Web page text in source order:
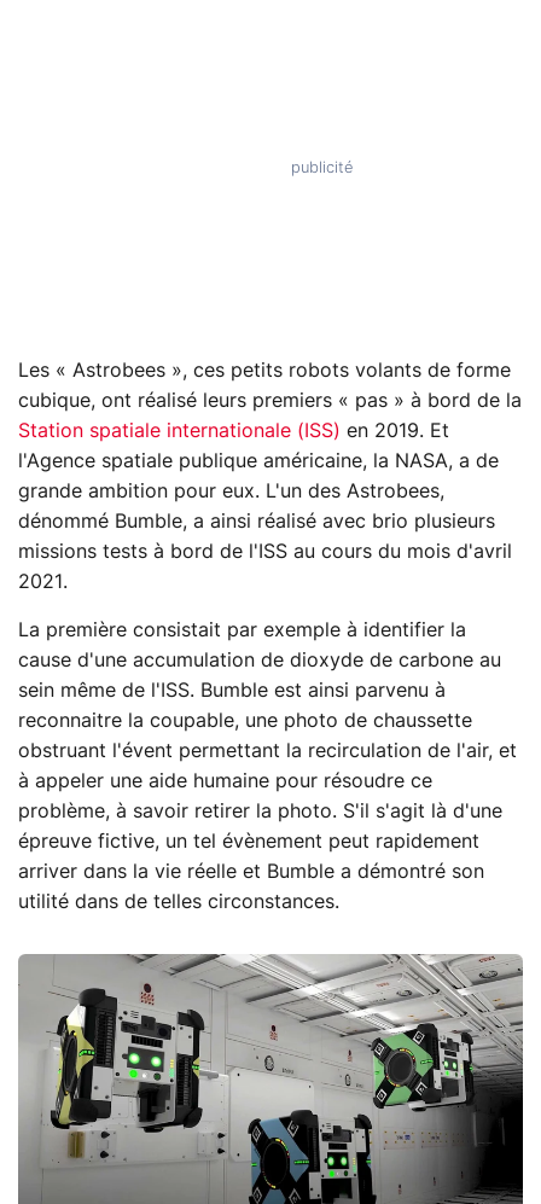
Les « Astrobees », ces petits robots volants de forme
cubique, ont réalisé leurs premiers « pas » à bord de la
Station spatiale internationale (ISS) en 2019. Et
l'Agence spatiale publique américaine, la NASA, a de
grande ambition pour eux. L'un des Astrobees,
dénommé Bumble, a ainsi réalisé avec brio plusieurs
missions tests à bord de l'ISS au cours du mois d'avril
2021.
La première consistait par exemple à identifier la
cause d'une accumulation de dioxyde de carbone au
sein même de l'ISS. Bumble est ainsi parvenu à
reconnaitre la coupable, une photo de chaussette
obstruant l'évent permettant la recirculation de l'air, et
à appeler une aide humaine pour résoudre ce
problème, à savoir retirer la photo. S'il s'agit là d'une
épreuve fictive, un tel évènement peut rapidement
arriver dans la vie réelle et Bumble a démontré son
utilité dans de telles circonstances.